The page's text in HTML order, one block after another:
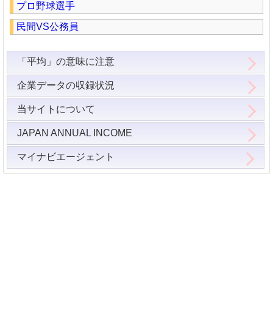
プロ野球選手
民間VS公務員
「平均」の意味に注意
企業データの収録状況
当サイトについて
JAPAN ANNUAL INCOME
マイナビエージェント